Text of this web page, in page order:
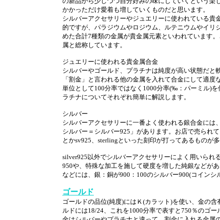
かかっただけ愛着も増していくものだと思います。
シルバーアクセサリーやジュエリーに使われている
的ですが、パラジウムやロジウム、ルテニウムやイ
めた合計7種類の金属が貴金属元素といわれています
属と総称しています。
ジュエリーに使われる貴金属合金
シルバーやゴールド、プラチナは純度が高い状態だ
「割金」と言われる他の金属を入れて合金にして適
単位として100分率ではなく1000分率(‰：パーミル)
ラチナについてそれぞれ簡単に解説します。
シルバー
シルバーアクセサリーに一番よく使われる銀合金に
シルバー＝シルバー925」があります。お店で売られ
とかsv925、sterlingといった刻印が打ってあるものが
silver925以外でシルバーアクセサリーによく用いられ
950や、特殊な加工を施して硬度を増した純銀などが
などには、銀：銅が900：100のシルバー900(コイン
ゴールド
ゴールドの品位(純度)にはＫ(カラット)を使い、金の
ルドには18/24、これを1000分率で表すと750％のゴ